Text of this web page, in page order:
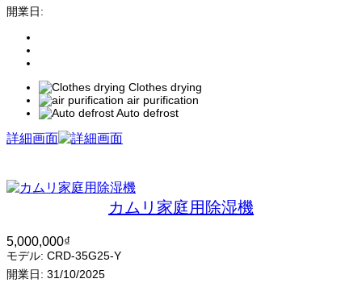
開業日:
Clothes drying
air purification
Auto defrost
詳細画面
カムリ家庭用除湿機
5,000,000₫
モデル: CRD-35G25-Y
開業日: 31/10/2025